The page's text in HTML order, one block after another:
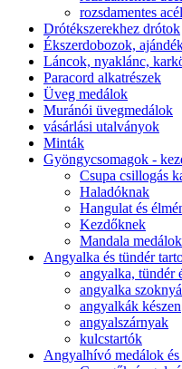
rozsdamentes
Drótékszerekhez drótok
Ékszerdobozok,
Láncok, nyaklánc,
Paracord alkatrészek
Üveg medálok
Muránói üvegmedálok
vásárlási utalványok
Minták
Gyöngycsomagok -
Csupa csillogás
Haladóknak
Hangulat és
Kezdőknek
Mandala medálok
Angyalka és tündér
angyalka, tündér
angyalka
angyalkák készen
angyalszárnyak
kulcstartók
Angyalhívó medálok és